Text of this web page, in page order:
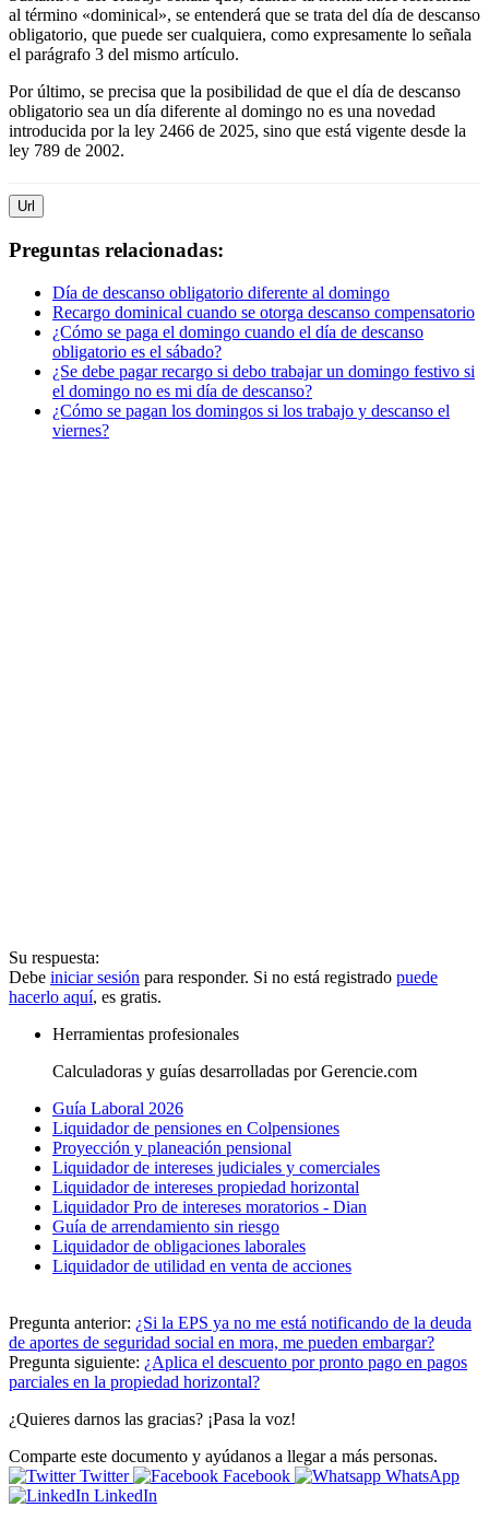
al término «dominical», se entenderá que se trata del día de descanso
obligatorio, que puede ser cualquiera, como expresamente lo señala
el parágrafo 3 del mismo artículo.
Por último, se precisa que la posibilidad de que el día de descanso
obligatorio sea un día diferente al domingo no es una novedad
introducida por la ley 2466 de 2025, sino que está vigente desde la
ley 789 de 2002.
Url
Preguntas relacionadas:
Día de descanso obligatorio diferente al domingo
Recargo dominical cuando se otorga descanso compensatorio
¿Cómo se paga el domingo cuando el día de descanso
obligatorio es el sábado?
¿Se debe pagar recargo si debo trabajar un domingo festivo si
el domingo no es mi día de descanso?
¿Cómo se pagan los domingos si los trabajo y descanso el
viernes?
Su respuesta:
Debe iniciar sesión para responder. Si no está registrado puede
hacerlo aquí, es gratis.
Herramientas profesionales
Calculadoras y guías desarrolladas por Gerencie.com
Guía Laboral 2026
Liquidador de pensiones en Colpensiones
Proyección y planeación pensional
Liquidador de intereses judiciales y comerciales
Liquidador de intereses propiedad horizontal
Liquidador Pro de intereses moratorios - Dian
Guía de arrendamiento sin riesgo
Liquidador de obligaciones laborales
Liquidador de utilidad en venta de acciones
Pregunta anterior: ¿Si la EPS ya no me está notificando de la deuda
de aportes de seguridad social en mora, me pueden embargar?
Pregunta siguiente: ¿Aplica el descuento por pronto pago en pagos
parciales en la propiedad horizontal?
¿Quieres darnos las gracias? ¡Pasa la voz!
Comparte este documento y ayúdanos a llegar a más personas.
Twitter
Facebook
WhatsApp
LinkedIn